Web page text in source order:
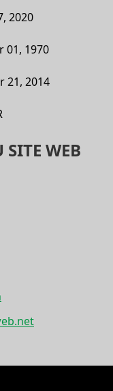
2020
01, 1970
21, 2014
SITE WEB